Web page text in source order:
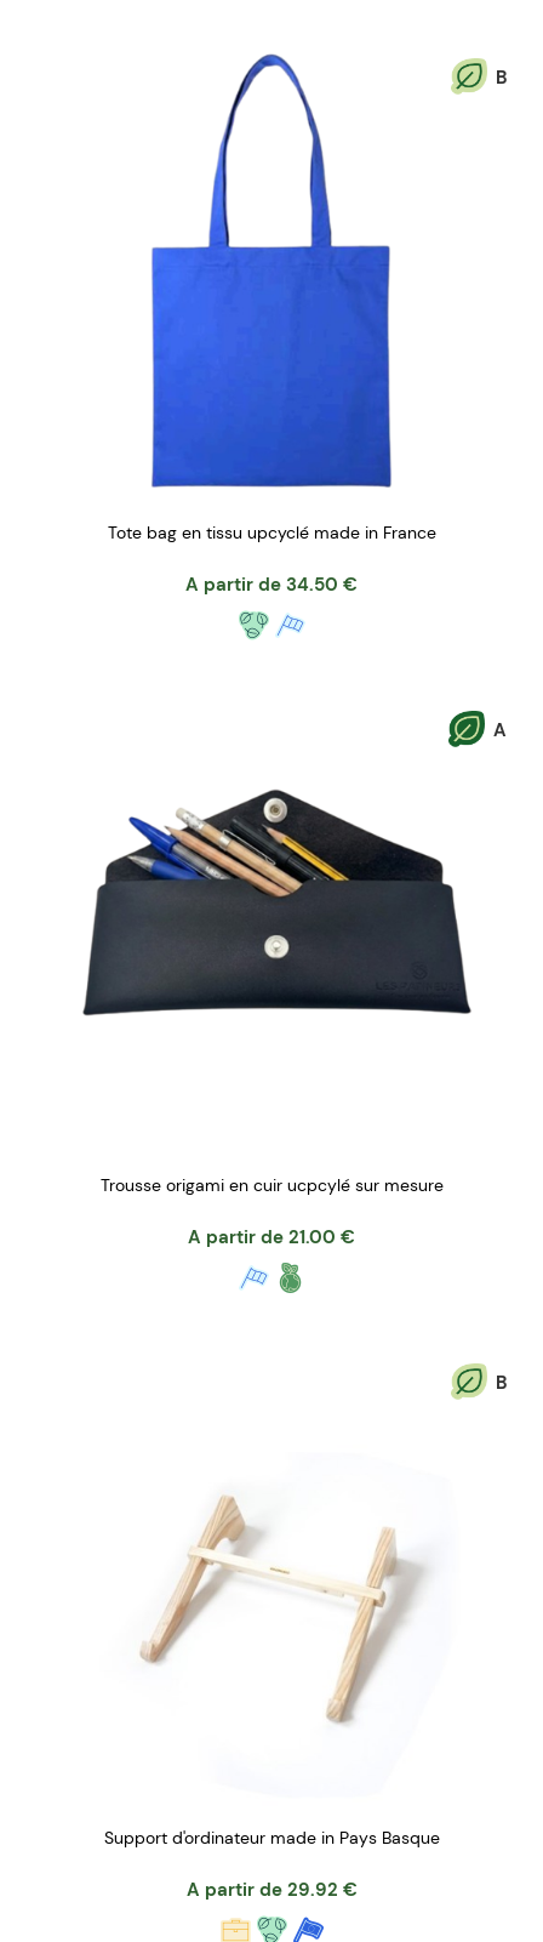
B
Tote bag en tissu upcyclé made in France
A partir de 34.50 €
A
Trousse origami en cuir ucpcylé sur mesure
A partir de 21.00 €
B
Support d'ordinateur made in Pays Basque
A partir de 29.92 €